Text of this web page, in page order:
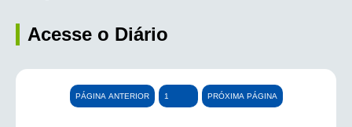
Acesse o Diário
PÁGINA ANTERIOR PRÓXIMA PÁGINA